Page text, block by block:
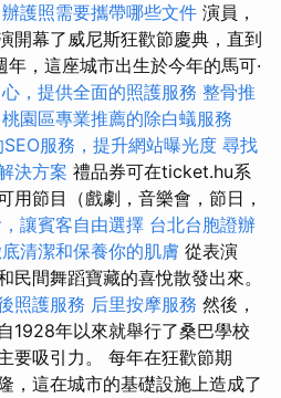
辦護照需要攜帶哪些文件 演員，
開幕了威尼斯狂歡節慶典，直到
，這座城市出生於今年的馬可·
，提供全面的照護服務 整骨推
園區專業推薦的除白蟻服務
服務，提升網站曝光度 尋找
決方案 禮品券可在ticket.hu系
用節目（戲劇，音樂會，節日，
讓賓客自由選擇 台北台胞證辦
清潔和保養你的肌膚 從表演
民間舞蹈寶藏的喜悅散發出來。
照護服務 后里按摩服務 然後，
1928年以來就舉行了桑巴學校
要吸引力。 每年在狂歡節期
，這在城市的基礎設施上造成了